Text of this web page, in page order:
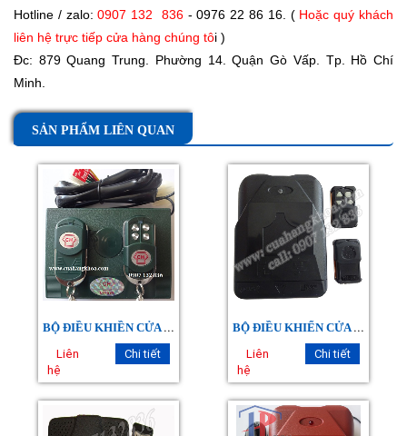
Hotline / zalo:0907 132 836- 0976 22 86 16. ( Hoặc quý khách
liên hệ trực tiếp cửa hàng chúng tôi )
Đc: 879 Quang Trung. Phường 14. Quận Gò Vấp. Tp. Hồ Chí
Minh.
SẢN PHẨM LIÊN QUAN
B
Ộ ĐIỀU KHIỀN CỬA CUỐN CH
Liên
hệ
Chi tiết
B
Ộ ĐIỀU KHIỂN CỬA CUỐN YH 1B2
Liên
hệ
Chi tiết